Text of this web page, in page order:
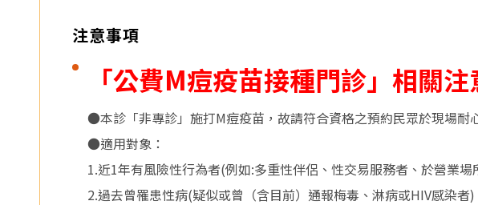
-
仁
愛
醫
院
注意事項
「公費M痘疫苗接種門診」相關注
●本診「非專診」施打M痘疫苗，故請符合資格之預約民眾於現場耐
●適用對象：
1.近1年有風險性行為者(例如:多重性伴侶、性交易服務者、於營業場
2.過去曾罹患性病(疑似或曾（含目前）通報梅毒、淋病或HIV感染者